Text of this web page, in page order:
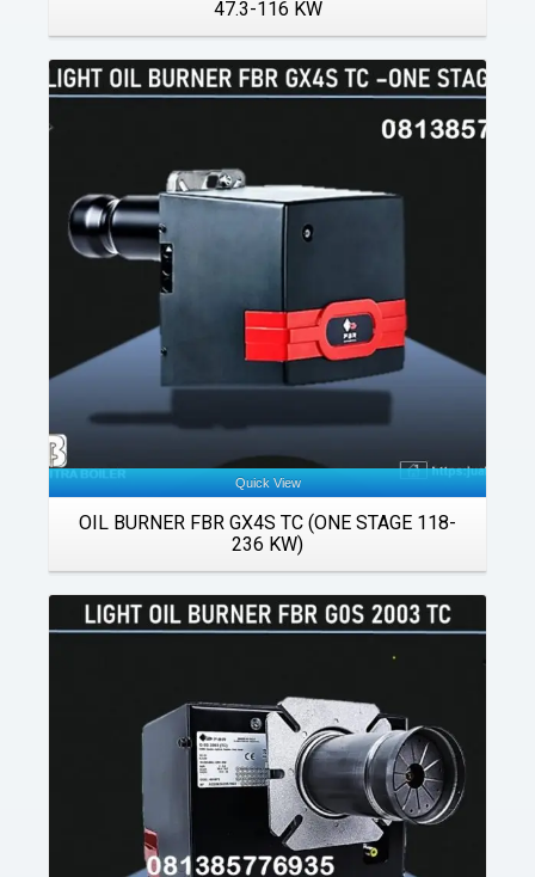
47.3-116 KW
Details
Quick View
OIL BURNER FBR GX4S TC (ONE STAGE 118-
236 KW)
Details